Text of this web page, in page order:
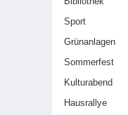
Sport
Grünanlagen
Sommerfest
Kulturabend
Hausrallye